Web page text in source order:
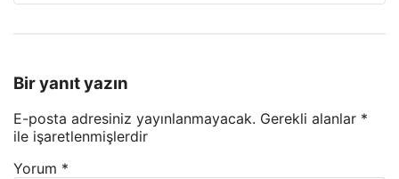
Bir yanıt yazın
E-posta adresiniz yayınlanmayacak. Gerekli alanlar *
ile işaretlenmişlerdir
Yorum *